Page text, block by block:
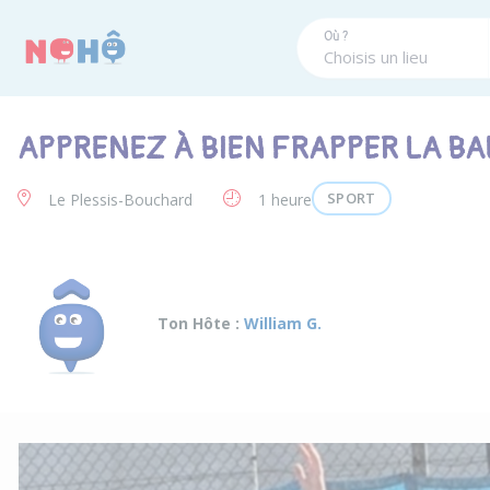
Où ?
APPRENEZ À BIEN FRAPPER LA
Le Plessis-Bouchard 1 heure SPORT
Ton Hôte : William G.